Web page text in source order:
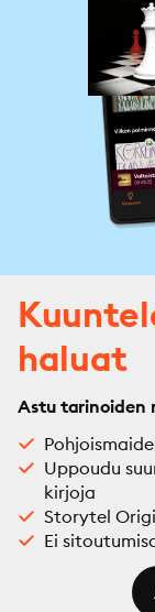
haluat
Astu tarinoiden
Uppoudu
kirjoja
Storytel
Ei